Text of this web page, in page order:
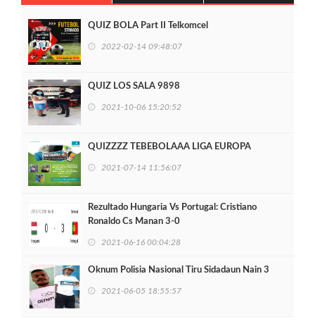
QUIZ BOLA Part II Telkomcel
2022-02-14 09:48:07
QUIZ LOS SALA 9898
2021-10-06 15:20:52
QUIZZZZ TEBEBOLAAA LIGA EUROPA
2021-07-14 11:56:07
Rezultado Hungaria Vs Portugal: Cristiano
Ronaldo Cs Manan 3-0
2021-06-16 00:04:28
Oknum Polisia Nasional Tiru Sidadaun Nain 3
2021-06-05 18:55:57